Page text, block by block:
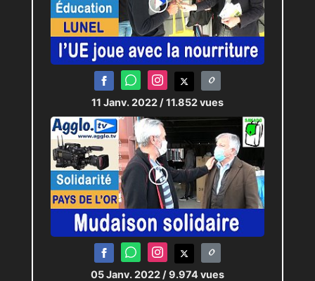
11 Janv. 2022 / 11.852 vues
05 Janv. 2022 / 9.974 vues